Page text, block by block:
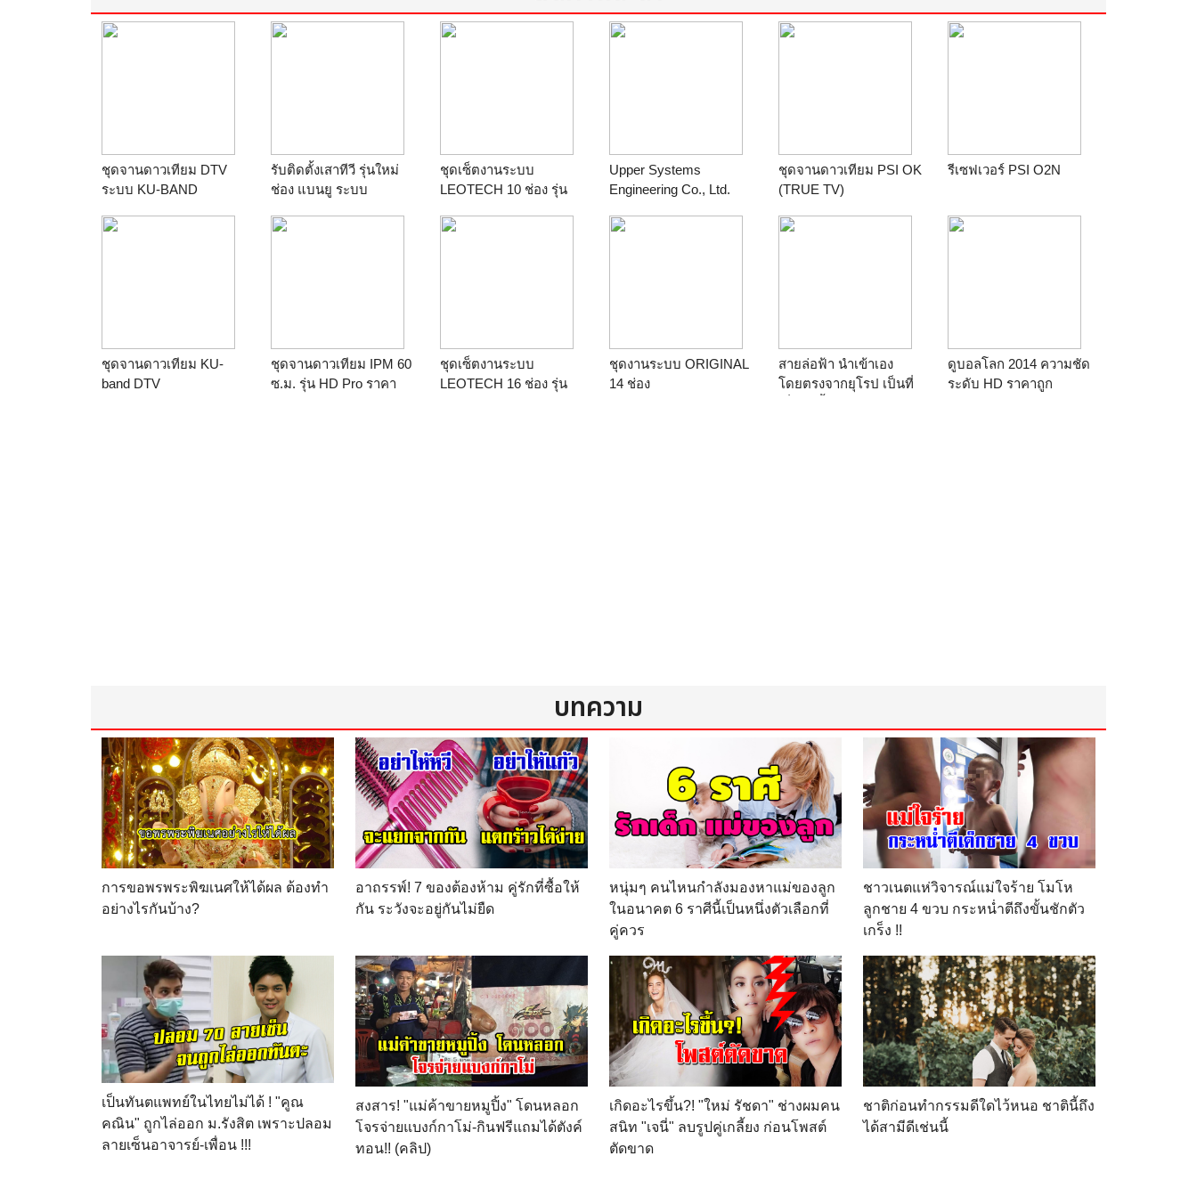
ชุดจานดาวเทียม DTV
ระบบ KU-BAND
รับติดตั้งเสาทีวี รุ่นใหม่
ช่อง แบนยู ระบบ
ใหม่ 48 ช่องดิจิตอล
ชุดเซ็ตงานระบบ
LEOTECH 10 ช่อง รุ่น
Upper Systems
Engineering Co., Ltd.
สายล่อฟ้า บริษัทฯ เป็น
ชุดจานดาวเทียม PSI OK
(TRUE TV)
รีเซฟเวอร์ PSI O2N
ชุดจานดาวเทียม KU-
band DTV
ชุดจานดาวเทียม IPM 60
ซ.ม. รุ่น HD Pro ราคา
ชุดเซ็ตงานระบบ
LEOTECH 16 ช่อง รุ่น
ชุดงานระบบ ORIGINAL
14 ช่อง
สายล่อฟ้า นำเข้าเอง
โดยตรงจากยุโรป เป็นที่
ดูบอลโลก 2014 ความชัด
ระดับ HD ราคาถูก
บทความ
การขอพรพระพิฆเนศให้ได้ผล ต้องทำ
อย่างไรกันบ้าง?
อาถรรพ์! 7 ของต้องห้าม คู่รักที่ซื้อให้
กัน ระวังจะอยู่กันไม่ยืด
หนุ่มๆ คนไหนกำลังมองหาแม่ของลูก
ในอนาคต 6 ราศีนี้เป็นหนึ่งตัวเลือกที่
คู่ควร
ชาวเนตแห่วิจารณ์แม่ใจร้าย โมโห
ลูกชาย 4 ขวบ กระหน่ำตีถึงขั้นชักตัว
เกร็ง !!
เป็นทันตแพทย์ในไทยไม่ได้ ! "คูณ
คณิน" ถูกไล่ออก ม.รังสิต เพราะปลอม
ลายเซ็นอาจารย์-เพื่อน !!!
สงสาร! "แม่ค้าขายหมูปิ้ง" โดนหลอก
โจรจ่ายแบงก์กาโม่-กินฟรีแถมได้ตังค์
ทอน!! (คลิป)
เกิดอะไรขึ้น?! "ใหม่ รัชดา" ช่างผมคน
สนิท "เจนี่" ลบรูปคู่เกลี้ยง ก่อนโพสต์
ตัดขาด
ชาติก่อนทำกรรมดีใดไว้หนอ ชาตินี้ถึง
ได้สามีดีเช่นนี้